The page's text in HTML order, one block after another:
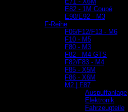
E82 - 1M Coupé
E90/E92 - M3
F-Reihe
F06/F12/F13 - M6
F10 - M5
F80 - M3
F82 - M4 GTS
F82/F83 - M4
F85 - X5M
F86 - X6M
M2 | F87
Auspuffanlage
Elektronik
Fahrzeugteile